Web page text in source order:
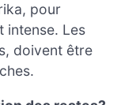
pour
intense. Les
doivent être